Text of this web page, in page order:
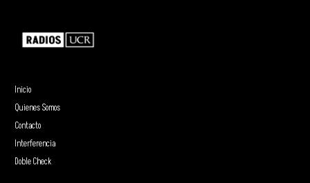
Inicio
Quienes Somos
Contacto
Interferencia
Doble Check